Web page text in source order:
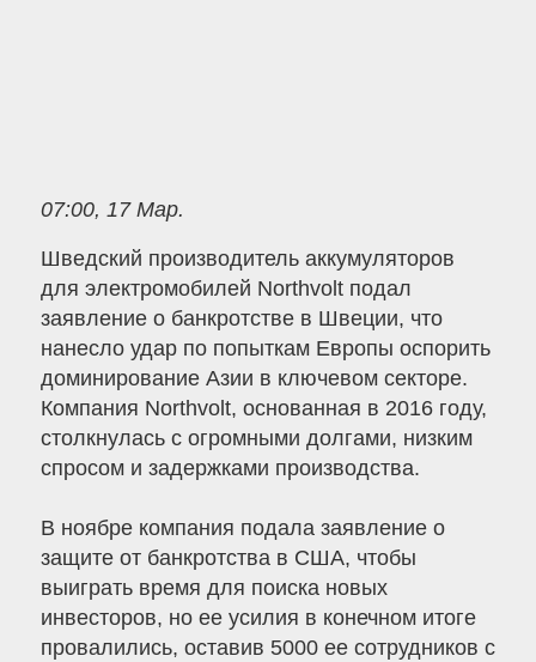
07:00, 17 Мар.
Шведский производитель аккумуляторов
для электромобилей Northvolt подал
заявление о банкротстве в Швеции, что
нанесло удар по попыткам Европы оспорить
доминирование Азии в ключевом секторе.
Компания Northvolt, основанная в 2016 году,
столкнулась с огромными долгами, низким
спросом и задержками производства.
В ноябре компания подала заявление о
защите от банкротства в США, чтобы
выиграть время для поиска новых
инвесторов, но ее усилия в конечном итоге
провалились, оставив 5000 ее сотрудников с